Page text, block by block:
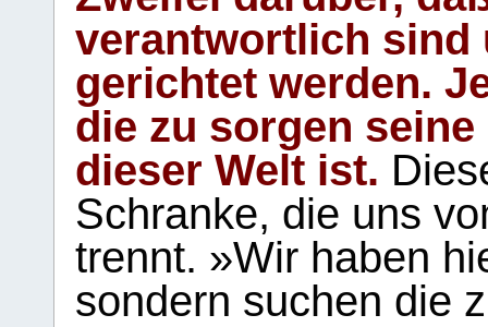
verantwortlich sind
gerichtet werden.
die zu sorgen
dieser Welt ist.
Schranke, die uns
trennt. »Wir haben
sondern suchen die